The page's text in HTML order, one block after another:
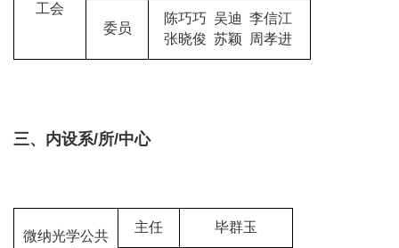
工会
委员
陈巧巧 吴迪 李信江
张晓俊 苏颖 周孝进
三、内设系/所/中心
微纳光学公共
主任 毕群玉